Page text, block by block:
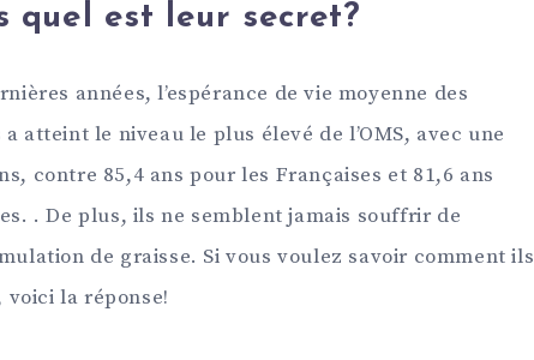
quel est leur secret?
années, l’espérance de vie moyenne des
atteint le niveau le plus élevé de l’OMS, avec une
contre 85,4 ans pour les Françaises et 81,6 ans
. De plus, ils ne semblent jamais souffrir de
de graisse. Si vous voulez savoir comment ils
la réponse!